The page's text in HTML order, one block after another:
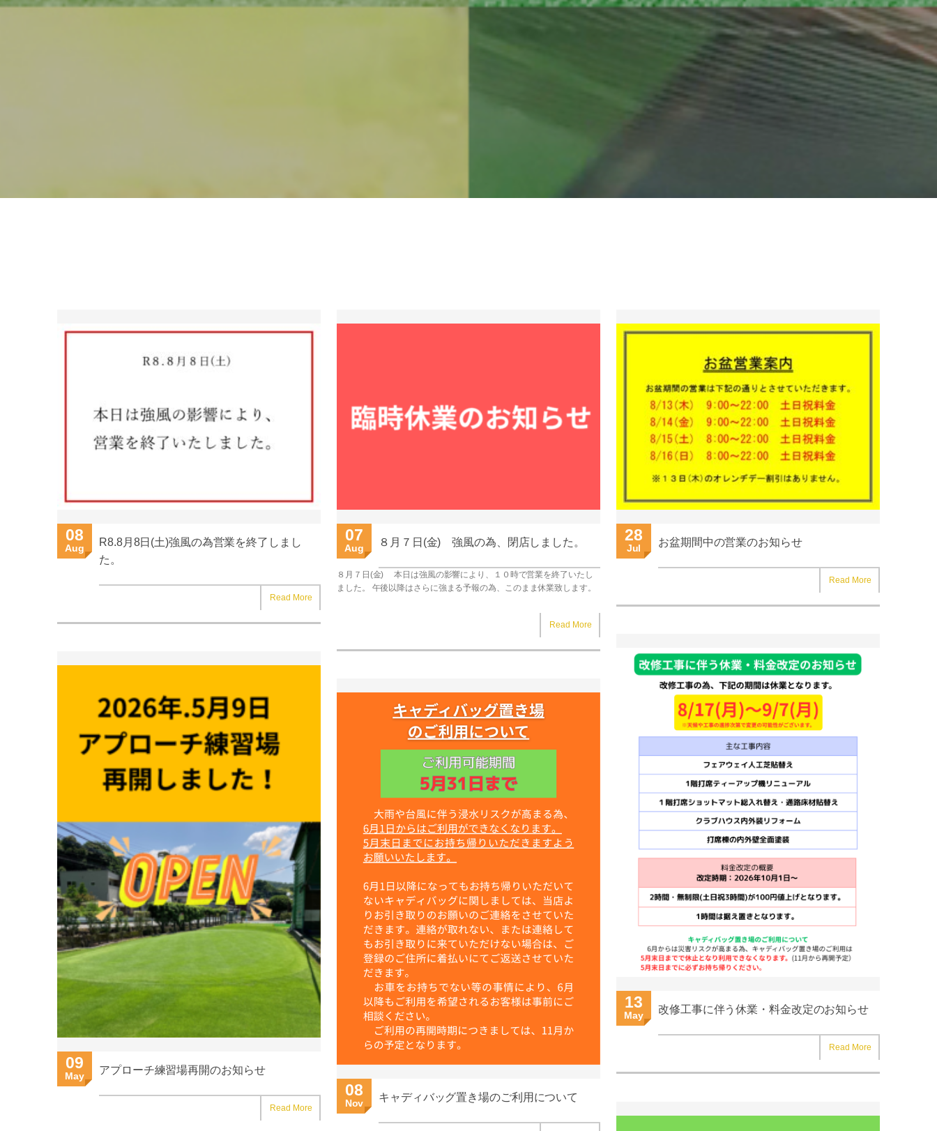
08
Aug
R8.8月8日(土)強風の為営業を終了しまし
た。
Read More
07
Aug ８月７日(金) 強風の為、閉店しました。
８月７日(金) 本日は強風の影響により、１０時で営業を終了いたし
ました。 午後以降はさらに強まる予報の為、このまま休業致します。
Read More
28
Jul お盆期間中の営業のお知らせ
Read More
13
May 改修工事に伴う休業・料金改定のお知らせ
Read More
09
May アプローチ練習場再開のお知らせ
Read More
08
Nov キャディバッグ置き場のご利用について